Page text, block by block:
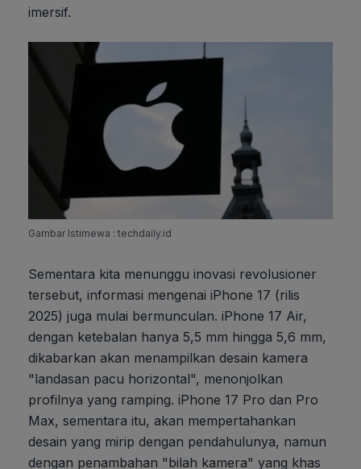
imersif.
Gambar Istimewa : techdaily.id
Sementara kita menunggu inovasi revolusioner
tersebut, informasi mengenai iPhone 17 (rilis
2025) juga mulai bermunculan. iPhone 17 Air,
dengan ketebalan hanya 5,5 mm hingga 5,6 mm,
dikabarkan akan menampilkan desain kamera
"landasan pacu horizontal", menonjolkan
profilnya yang ramping. iPhone 17 Pro dan Pro
Max, sementara itu, akan mempertahankan
desain yang mirip dengan pendahulunya, namun
dengan penambahan "bilah kamera" yang khas